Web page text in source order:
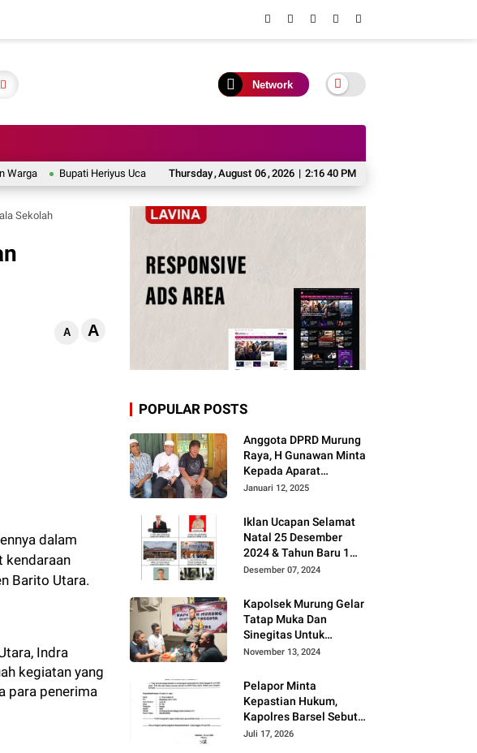
Network
Thursday,August 06,2026 | 2:16 41 PM
Bupati Heriyus Ucapakan Selamat Ulang Tahun untuk Istri Tercinta, Sahabat Sejati dalam
Sekolah
A A
dalam
kendaraan
Barito Utara.
Indra
kegiatan yang
para penerima
POPULAR POSTS
Anggota DPRD Murung
Raya, H Gunawan Minta
Kepada Aparat
Berantas judi dan
Instruksi Presiden RI
Januari 12, 2025
Iklan Ucapan Selamat
Natal 25 Desember
2024 & Tahun Baru 1
Januari 2025
Desember 07, 2024
Kapolsek Murung Gelar
Tatap Muka Dan
Sinegitas Untuk
Menjaga Situasi
Kondusif Dengan Insan
Pers
November 13, 2024
Pelapor Minta
Kepastian Hukum,
Kapolres Barsel Sebut
Dugaan Penyerobotan
Juli 17, 2026